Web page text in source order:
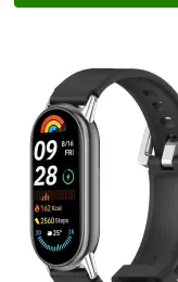
Pure Svart
Xiaomi